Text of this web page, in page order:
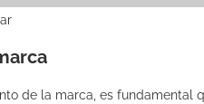
de la marca, es